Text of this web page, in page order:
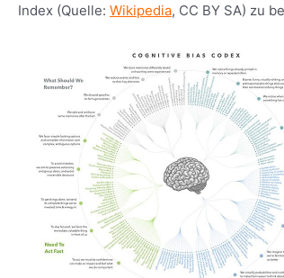
Index (Quelle: Wikipedia, CC BY SA) zu